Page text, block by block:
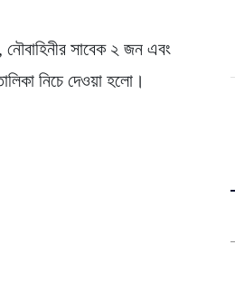
নৌবাহিনীর সাবেক ২ জন এবং
নিচে দেওয়া হলো।